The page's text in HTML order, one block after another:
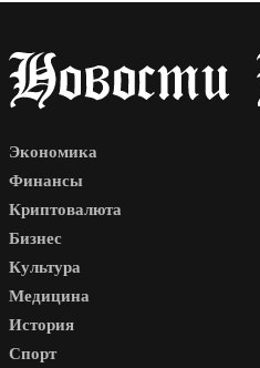
Экономика
Финансы
Криптовалюта
Бизнес
Культура
Медицина
История
Спорт